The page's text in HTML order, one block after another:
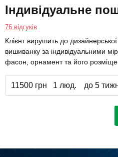
Індивідуальне
76 відгуків
Клієнт вирушить до
вишиванку за індивідуальними
фасон, орнамент та його
11500 грн 1 люд. до 5